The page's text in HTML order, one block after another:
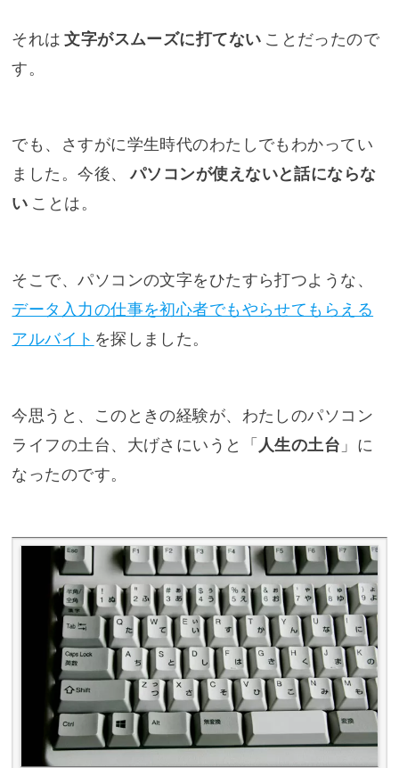
それは 文字がスムーズに打てない ことだったので
す。
でも、さすがに学生時代のわたしでもわかってい
ました。今後、
パソコンが使えないと話にならな
い ことは。
そこで、パソコンの文字をひたすら打つような、
データ入力の仕事を初心者でもやらせてもらえる
アルバイト を探しました。
今思うと、このときの経験が、わたしのパソコン
ライフの土台、大げさにいうと「 人生の土台 」に
なったのです。